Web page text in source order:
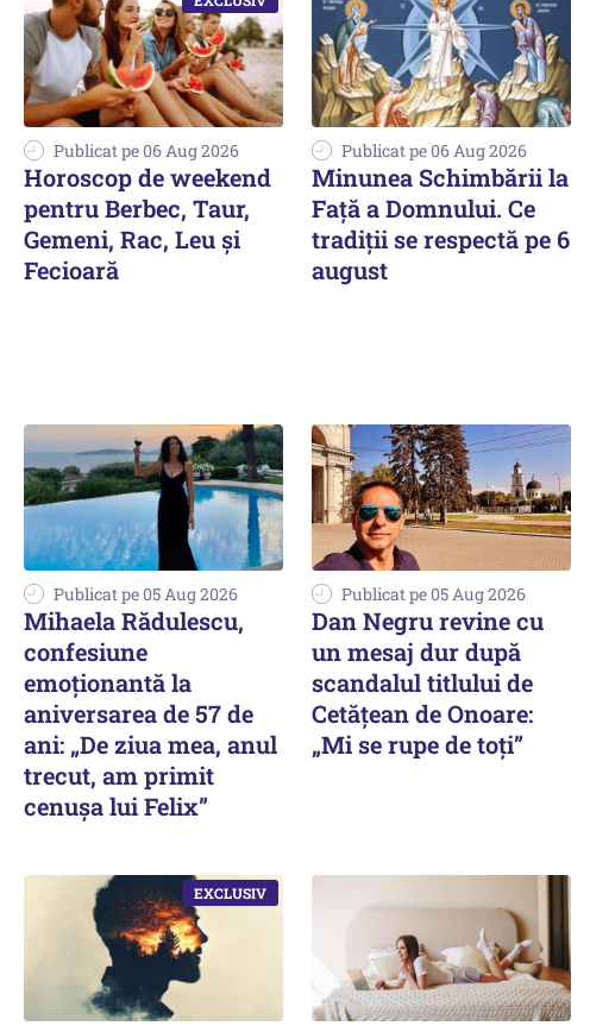
Publicat pe 06 Aug 2026
Horoscop de weekend
pentru Berbec, Taur,
Gemeni, Rac, Leu și
Fecioară
Publicat pe 06 Aug 2026
Minunea Schimbării la
Față a Domnului. Ce
tradiții se respectă pe 6
august
Publicat pe 05 Aug 2026
Mihaela Rădulescu,
confesiune
emoționantă la
aniversarea de 57 de
ani: „De ziua mea, anul
trecut, am primit
cenușa lui Felix”
Publicat pe 05 Aug 2026
Dan Negru revine cu
un mesaj dur după
scandalul titlului de
Cetățean de Onoare:
„Mi se rupe de toți”